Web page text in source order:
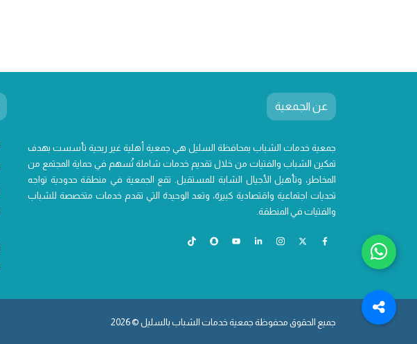
عن الجمعية
جمعية خدمات الشباب بمحافظة السليل هي جمعية أهلية غير ربحية تأسست بهدف
تمكين الشباب والفتيات من خلال تقديم خدمات شاملة تُسهم في حماية المجتمع من
المخاطر، وتأهيل الأجيال الشابة للمستقبل. تقع الجمعية في منطقة حدودية تواجه
تحديات اجتماعية واقتصادية كبيرة، وتعد الوحيدة التي تقدم خدمات متخصصة للشباب
والفتيات في المنطقة.
جميع الحقوق محفوظة جمعية خدمات الشباب بالسليل © 2026